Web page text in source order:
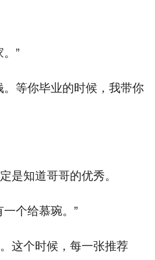
”
等你毕业的时候，我带你
知道哥哥的优秀。
个给慕琬。”
这个时候，每一张推荐